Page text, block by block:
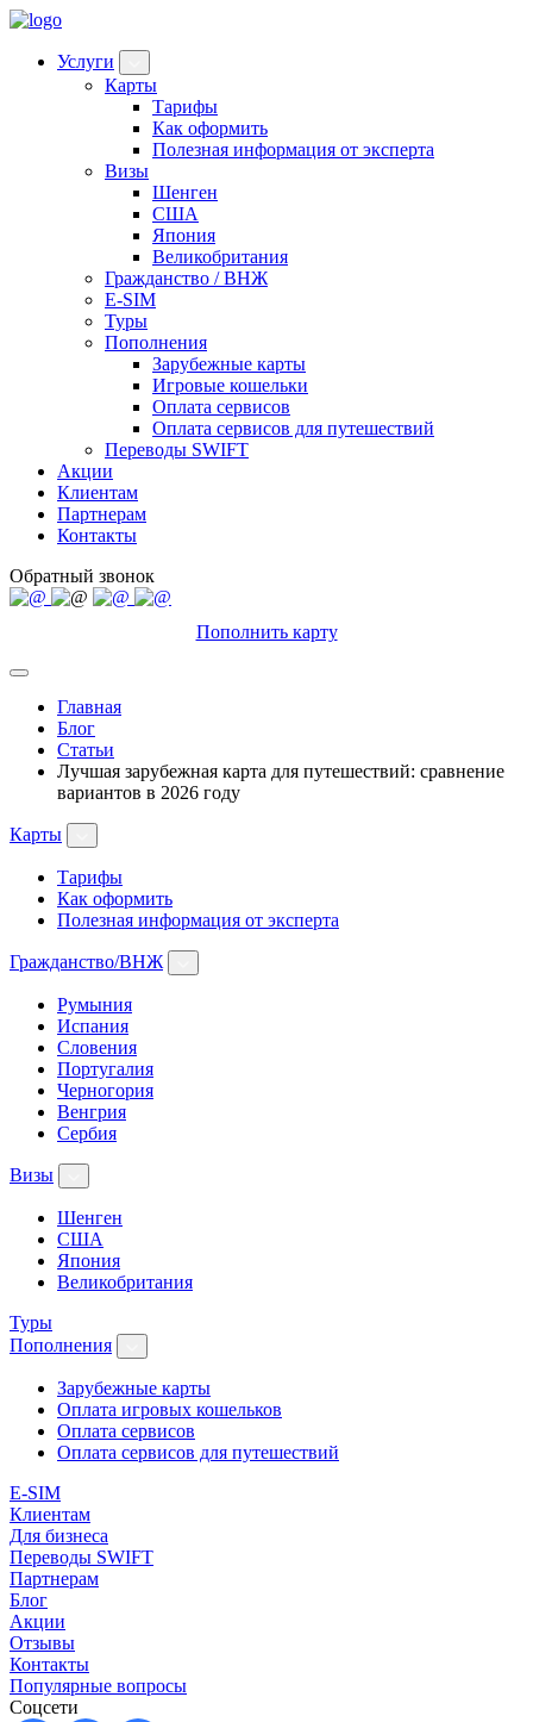
Услуги
Карты
Тарифы
Как оформить
Полезная информация от эксперта
Визы
Шенген
США
Япония
Великобритания
Гражданство / ВНЖ
E-SIM
Туры
Пополнения
Зарубежные карты
Игровые кошельки
Оплата сервисов
Оплата сервисов для путешествий
Переводы SWIFT
Акции
Клиентам
Партнерам
Контакты
Обратный звонок
Пополнить карту
Главная
Блог
Статьи
Лучшая зарубежная карта для путешествий: сравнение
вариантов в 2026 году
Карты
Тарифы
Как оформить
Полезная информация от эксперта
Гражданство/ВНЖ
Румыния
Испания
Словения
Португалия
Черногория
Венгрия
Сербия
Визы
Шенген
США
Япония
Великобритания
Туры
Пополнения
Зарубежные карты
Оплата игровых кошельков
Оплата сервисов
Оплата сервисов для путешествий
E-SIM
Клиентам
Для бизнеса
Переводы SWIFT
Партнерам
Блог
Акции
Отзывы
Контакты
Популярные вопросы
Соцсети